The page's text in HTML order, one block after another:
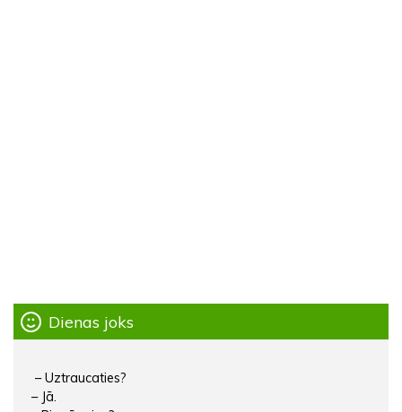
Dienas joks
– Uztraucaties?
– Jā.